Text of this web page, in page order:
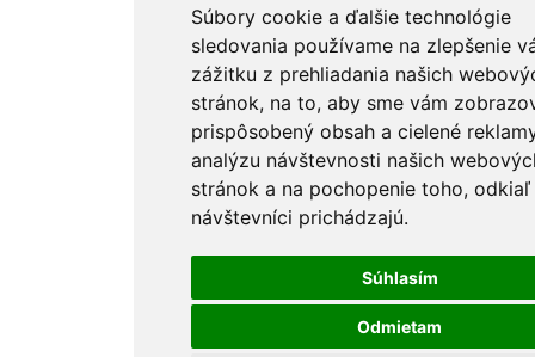
Používáme soubory
Tyto webové stránky používají
cookies a další sledovací nástroje s
vylepšení uživatelského prostředí,
přizpůsobeného obsahu a reklam,
návštěvnosti webových stránek a
zdroje návštěvnosti.
Souhlasím
Odmítám
Súbory cookie a ďalšie technológie
sledovania používame na zlepšenie
zážitku z prehliadania našich
stránok, na to, aby sme vám
prispôsobený obsah a cielené
analýzu návštevnosti našich
stránok a na pochopenie toho, odkiaľ
návštevníci prichádzajú.
Súhlasím
Odmietam